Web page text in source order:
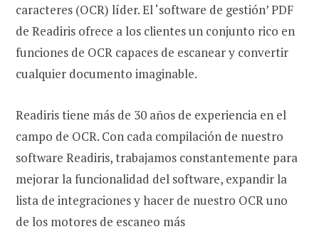
caracteres (OCR) líder. El ‘software de gestión’ PDF
de Readiris ofrece a los clientes un conjunto rico en
funciones de OCR capaces de escanear y convertir
cualquier documento imaginable.
Readiris tiene más de 30 años de experiencia en el
campo de OCR. Con cada compilación de nuestro
software Readiris, trabajamos constantemente para
mejorar la funcionalidad del software, expandir la
lista de integraciones y hacer de nuestro OCR uno
de los motores de escaneo más